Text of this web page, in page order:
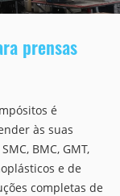
prensas
é
às suas
BMC, GMT,
e de
completas de